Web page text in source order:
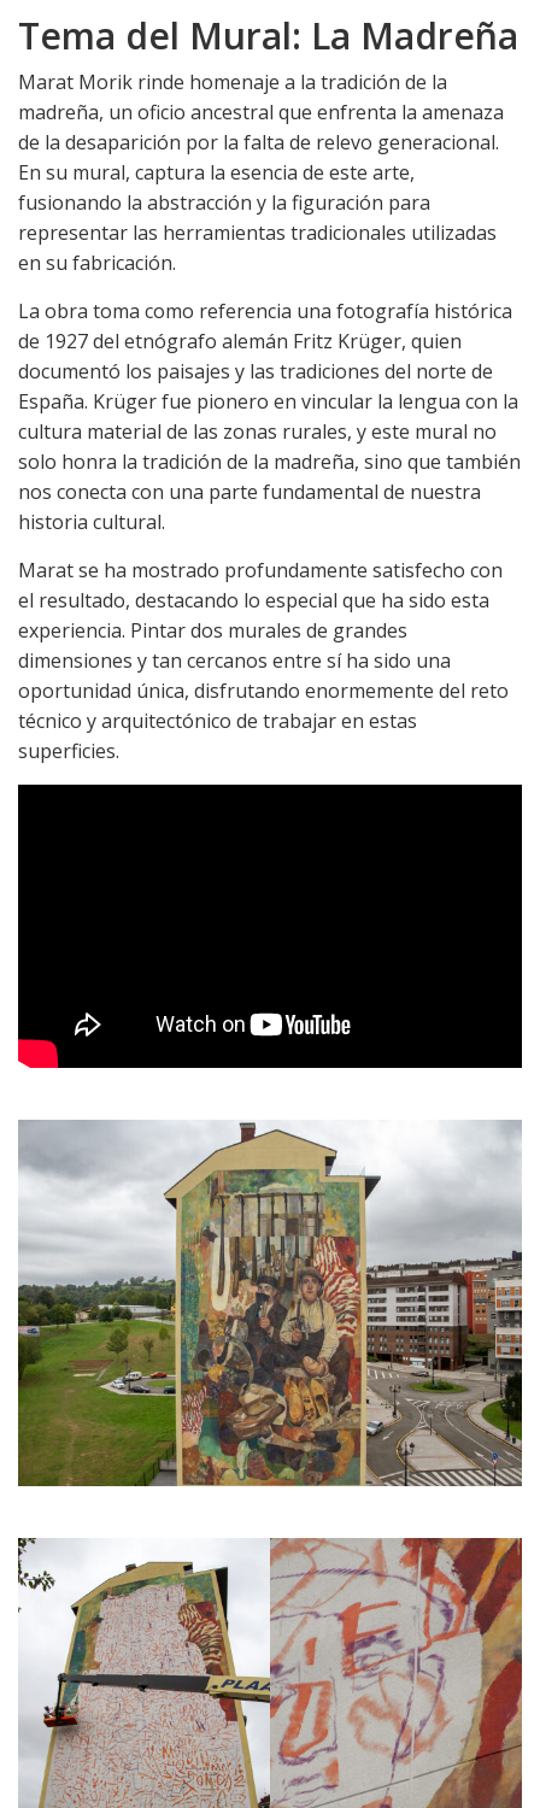
Tema del Mural: La Madreña
Marat Morik rinde homenaje a la tradición de la
madreña, un oficio ancestral que enfrenta la amenaza
de la desaparición por la falta de relevo generacional.
En su mural, captura la esencia de este arte,
fusionando la abstracción y la figuración para
representar las herramientas tradicionales utilizadas
en su fabricación.
La obra toma como referencia una fotografía histórica
de 1927 del etnógrafo alemán Fritz Krüger, quien
documentó los paisajes y las tradiciones del norte de
España. Krüger fue pionero en vincular la lengua con la
cultura material de las zonas rurales, y este mural no
solo honra la tradición de la madreña, sino que también
nos conecta con una parte fundamental de nuestra
historia cultural.
Marat se ha mostrado profundamente satisfecho con
el resultado, destacando lo especial que ha sido esta
experiencia. Pintar dos murales de grandes
dimensiones y tan cercanos entre sí ha sido una
oportunidad única, disfrutando enormemente del reto
técnico y arquitectónico de trabajar en estas
superficies.